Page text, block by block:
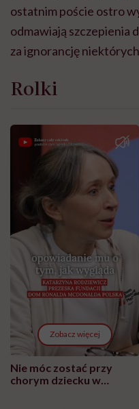
ostatnim poście ostro
odmawiają szczepienia
za ignorancję
Rolki
Zobacz więcej
Nie móc zostać przy
chorym dziecku w